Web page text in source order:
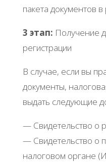
пакета документов
3 этап: Получение
регистрации
В случае, если вы
документы,
выдать следующие
— Свидетельство о
— Свидетельство о
налоговом органе